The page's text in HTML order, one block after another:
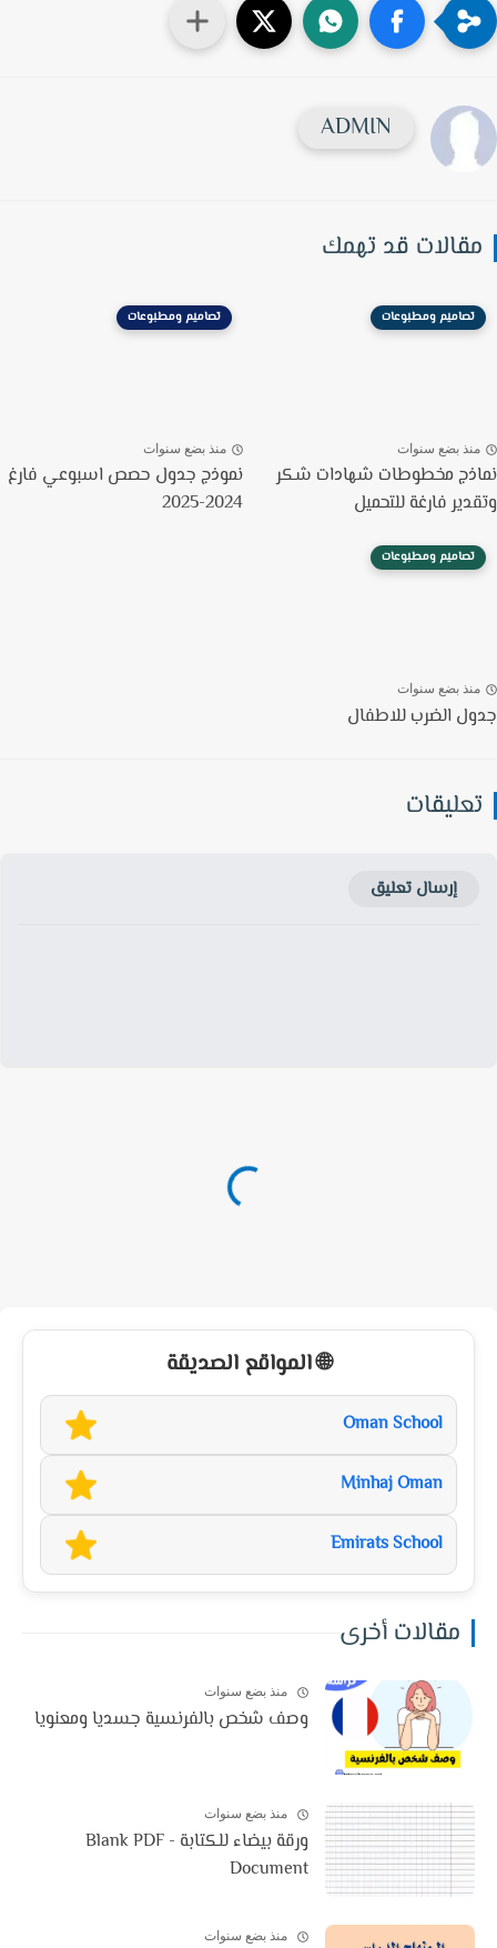
ADMIN
قد تهمك
تصاميم ومطبوعات
بضع سنوات
مخطوطات شهادات شكر
فارغة للتحميل
تصاميم ومطبوعات
منذ بضع سنوات
نموذج جدول حصص اسبوعي فارغ
2024-2025
تصاميم ومطبوعات
بضع سنوات
الضرب للاطفال
إرسال تعليق
🌐 المواقع الصديقة
Oman School
Minhaj Oman
Emirats School
مقالات أخرى
منذ بضع سنوات
وصف شخص بالفرنسية جسديا ومعنويا
منذ بضع سنوات
ورقة بيضاء للكتابة - Blank PDF
Document
منذ بضع سنوات